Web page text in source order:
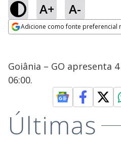
A+ A-
Adicione como fonte preferencial
Goiânia – GO apresenta
06:00.
Últimas